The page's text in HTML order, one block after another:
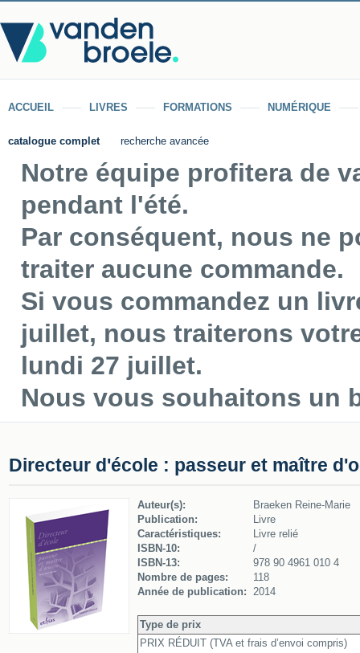
ACCUEIL LIVRES FORMATIONS NUMÉRIQUE
catalogue complet recherche avancée
Notre équipe profitera de
pendant l'été.
Par conséquent, nous ne
traiter aucune commande.
Si vous commandez un
juillet, nous traiterons
lundi 27 juillet.
Nous vous souhaitons un
Directeur d'école : passeur et maître
Auteur(s):
Braeken Reine-Marie
Publication:
Livre
Caractéristiques:
Livre relié
ISBN-10:
/
ISBN-13:
978 90 4961 010 4
Nombre de pages:
118
Année de publication: 2014
Type de prix
PRIX RÉDUIT (TVA et frais d’envoi compris)